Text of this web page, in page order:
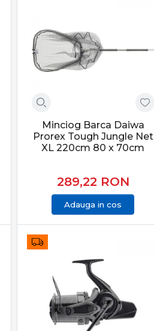
Minciog Barca Daiwa
Prorex Tough Jungle Net
XL 220cm 80 x 70cm
289,22 RON
Adauga in cos